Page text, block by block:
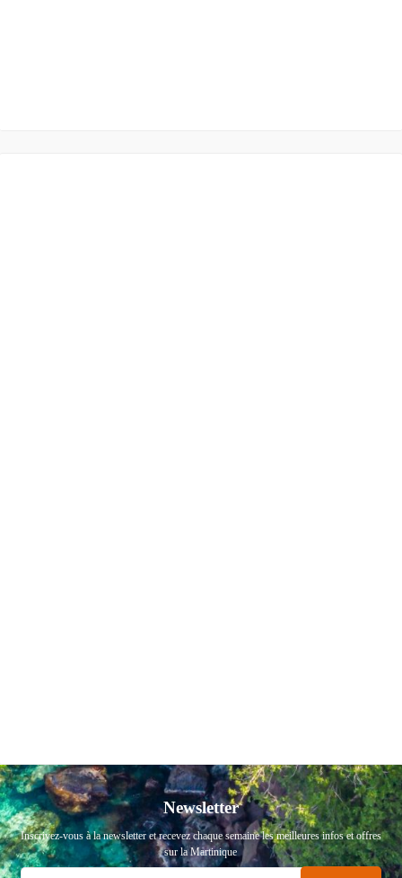
Newsletter
Inscrivez-vous à la newsletter et recevez chaque semaine les meilleures infos et offres
sur la Martinique